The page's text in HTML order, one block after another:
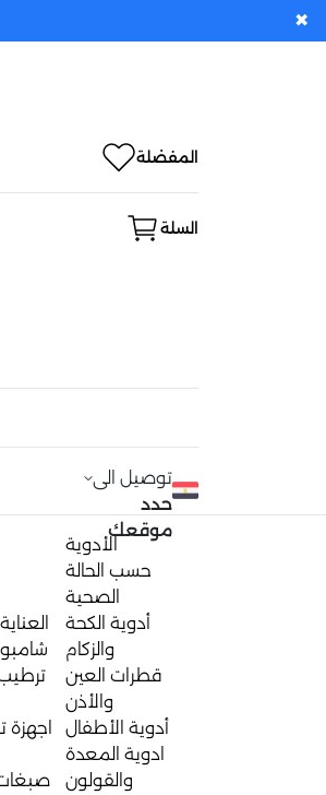
المفضلة
السلة
توصيل الى
حدد
موقعك
الأدوية
حسب الحالة
الصحية
أدوية الكحة
والزكام
قطرات العين
والأذن
أدوية الأطفال
ادوية المعدة
والقولون
✖